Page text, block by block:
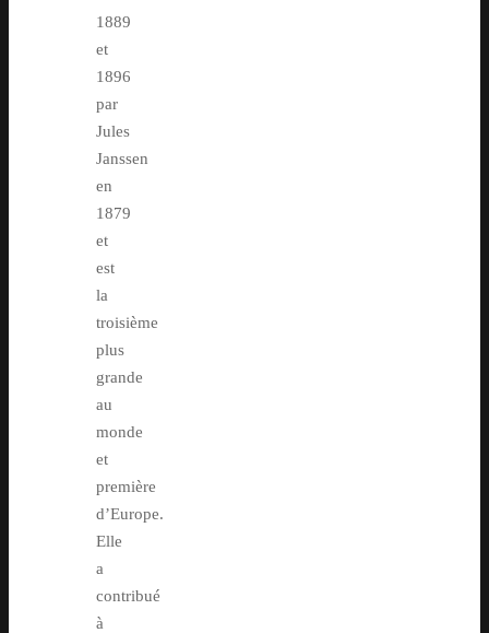
1889
et
1896
par
Jules
Janssen
en
1879
et
est
la
troisième
plus
grande
au
monde
et
première
d’Europe.
Elle
a
contribué
à